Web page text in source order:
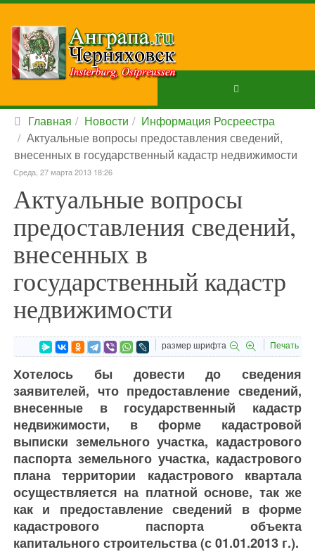
Главная Новости
Информация Росреестра
Актуальные вопросы предоставления сведений,
внесенных в государственный кадастр недвижимости
Среда, 27 марта 2013 18:26
Актуальные вопросы
предоставления сведений,
внесенных в
государственный кадастр
недвижимости
размер шрифта Печать
Хотелось бы довести до сведения
заявителей, что предоставление сведений,
внесенные в государственный кадастр
недвижимости, в форме кадастровой
выписки земельного участка, кадастрового
паспорта земельного участка, кадастрового
плана территории кадастрового квартала
осуществляется на платной основе, так же
как и предоставление сведений в форме
кадастрового паспорта объекта
капитального строительства (с 01.01.2013 г.).